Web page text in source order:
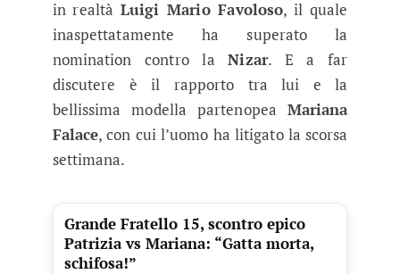
in realtà Luigi Mario Favoloso, il quale
inaspettatamente ha superato la
nomination contro laNizar. E a far
discutere è il rapporto tra lui e la
bellissima modella partenopea Mariana
Falace, con cui l’uomo ha litigato la scorsa
settimana.
Grande Fratello 15, scontro epico
Patrizia vs Mariana: “Gatta morta,
schifosa!”